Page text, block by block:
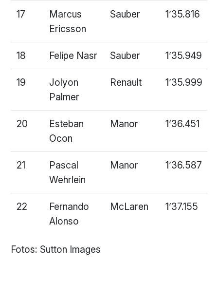
17
Marcus
Ericsson
Sauber 1’35.816
18 Felipe Nasr Sauber 1’35.949
19
Jolyon
Palmer
Renault 1’35.999
20
Esteban
Ocon
Manor 1’36.451
21
Pascal
Wehrlein
Manor 1’36.587
22
Fernando
Alonso
McLaren 1’37.155
Fotos: Sutton Images